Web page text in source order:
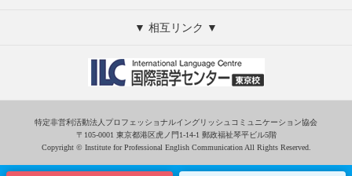
▼ 相互リンク ▼
特定非営利活動法人プロフェッショナルイングリッシュコミュニケーション協会
〒105-0001 東京都港区虎ノ門1-14-1 郵政福祉琴平ビル5階
Copyright © Institute for Professional English Communication All Rights Reserved.